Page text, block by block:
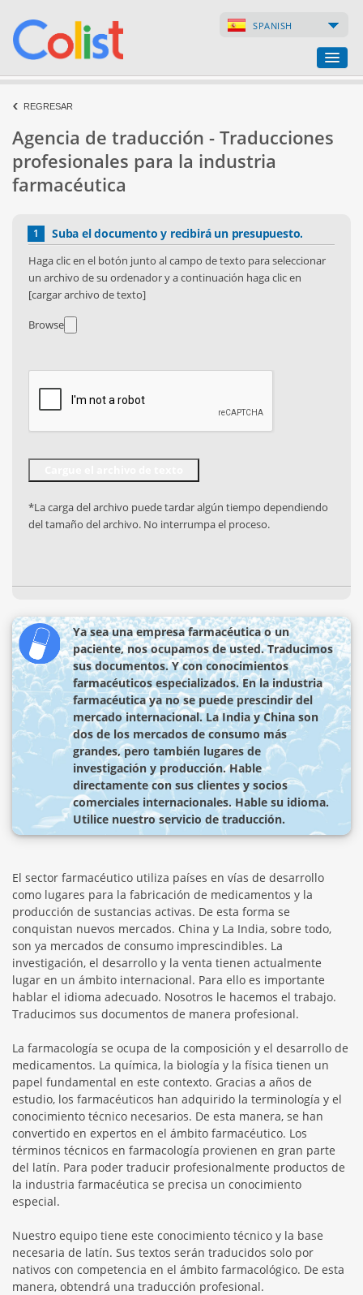
SPANISH
Agencia de traducción
Índice de empresas
Páginas web
REGRESAR
Agencia de traducción - Traducciones
profesionales para la industria
farmacéutica
1 Suba el documento y recibirá un presupuesto.
Haga clic en el botón junto al campo de texto para seleccionar
un archivo de su ordenador y a continuación haga clic en
[cargar archivo de texto]
Browse
*La carga del archivo puede tardar algún tiempo dependiendo
del tamaño del archivo. No interrumpa el proceso.
Ya sea una empresa farmacéutica o un
paciente, nos ocupamos de usted. Traducimos
sus documentos. Y con conocimientos
farmacéuticos especializados. En la industria
farmacéutica ya no se puede prescindir del
mercado internacional. La India y China son
dos de los mercados de consumo más
grandes, pero también lugares de
investigación y producción. Hable
directamente con sus clientes y socios
comerciales internacionales. Hable su idioma.
Utilice nuestro servicio de traducción.
El sector farmacéutico utiliza países en vías de desarrollo
como lugares para la fabricación de medicamentos y la
producción de sustancias activas. De esta forma se
conquistan nuevos mercados. China y La India, sobre todo,
son ya mercados de consumo imprescindibles. La
investigación, el desarrollo y la venta tienen actualmente
lugar en un ámbito internacional. Para ello es importante
hablar el idioma adecuado. Nosotros le hacemos el trabajo.
Traducimos sus documentos de manera profesional.
La farmacología se ocupa de la composición y el desarrollo de
medicamentos. La química, la biología y la física tienen un
papel fundamental en este contexto. Gracias a años de
estudio, los farmacéuticos han adquirido la terminología y el
conocimiento técnico necesarios. De esta manera, se han
convertido en expertos en el ámbito farmacéutico. Los
términos técnicos en farmacología provienen en gran parte
del latín. Para poder traducir profesionalmente productos de
la industria farmacéutica se precisa un conocimiento
especial.
Nuestro equipo tiene este conocimiento técnico y la base
necesaria de latín. Sus textos serán traducidos solo por
nativos con competencia en el ámbito farmacológico. De esta
manera, obtendrá una traducción profesional.